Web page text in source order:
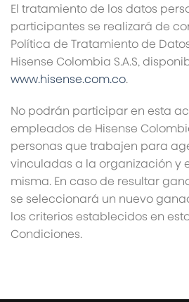
El tratamiento de los datos
participantes se realizará de
Política de Tratamiento de
Hisense Colombia S.A.S,
www.hisense.com.co.
No podrán participar en esta
empleados de Hisense
personas que trabajen para
vinculadas a la organización y
misma. En caso de resultar
se seleccionará un nuevo
los criterios establecidos en
Condiciones.